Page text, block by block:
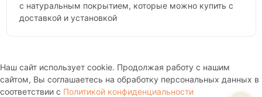
с натуральным покрытием, которые можно купить с
доставкой и установкой
Наш сайт использует cookie. Продолжая работу с нашим
сайтом, Вы соглашаетесь на обработку персональных данных в
соответствии с Политикой конфиденциальности